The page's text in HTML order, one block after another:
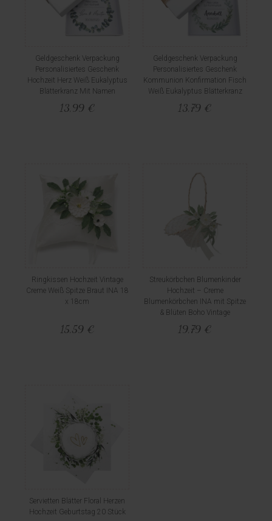
Geldgeschenk Verpackung
Personalisiertes Geschenk
Hochzeit Herz Weiß Eukalyptus
Blätterkranz Mit Namen
13,99 €
Geldgeschenk Verpackung
Personalisiertes Geschenk
Kommunion Konfirmation Fisch
Weiß Eukalyptus Blätterkranz
13,79 €
Ringkissen Hochzeit Vintage
Creme Weiß Spitze Braut INA 18
x 18cm
15,59 €
Streukörbchen Blumenkinder
Hochzeit – Creme
Blumenkörbchen INA mit Spitze
& Blüten Boho Vintage
19,79 €
Servietten Blätter Floral Herzen
Hochzeit Geburtstag 20 Stück